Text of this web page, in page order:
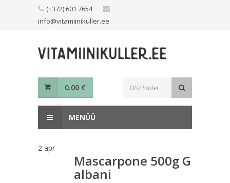
(+372) 601 7654
info@vitamiinikuller.ee
0.00 €
MENÜÜ
2 apr
Mascarpone 500g G
albani